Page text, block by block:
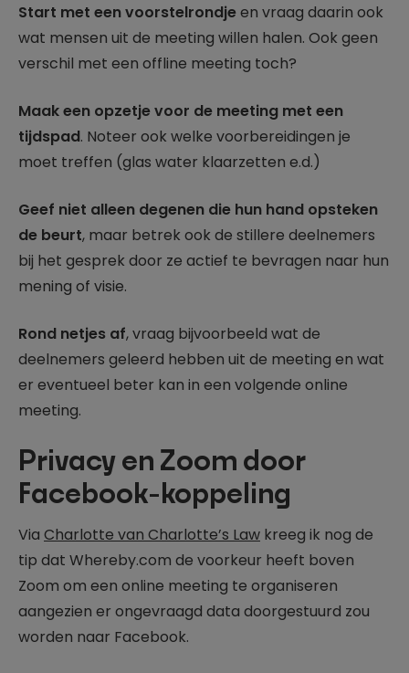
Start met een voorstelrondjeen vraag daarin ook
wat mensen uit de meeting willen halen. Ook geen
verschil met een offline meeting toch?
Maak een opzetje voor de meeting met een
tijdspad. Noteer ook welke voorbereidingen je
moet treffen (glas water klaarzetten e.d.)
Geef niet alleen degenen die hun hand opsteken
de beurt, maar betrek ook de stillere deelnemers
bij het gesprek door ze actief te bevragen naar hun
mening of visie.
Rond netjes af, vraag bijvoorbeeld wat de
deelnemers geleerd hebben uit de meeting en wat
er eventueel beter kan in een volgende online
meeting.
Privacy en Zoom door
Facebook-koppeling
Via Charlotte van Charlotte’s Law kreeg ik nog de
tip dat Whereby.com de voorkeur heeft boven
Zoom om een online meeting te organiseren
aangezien er ongevraagd data doorgestuurd zou
worden naar Facebook.